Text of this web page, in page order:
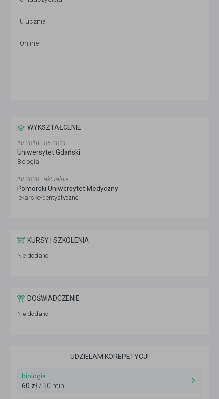
U ucznia
Online
WYKSZTAŁCENIE
10.2018 - 06.2021
Uniwersytet Gdański
Biologia
10.2020 - aktualnie
Pomorski Uniwersytet Medyczny
lekarsko-dentystyczne
KURSY I SZKOLENIA
Nie dodano
DOŚWIADCZENIE
Nie dodano
UDZIELAM KOREPETYCJI
biologia
60 zł / 60 min